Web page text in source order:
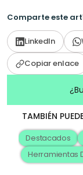
Comparte este
LinkedIn
Copiar enlace
TAMBIÉN
Destacados
Herramientas